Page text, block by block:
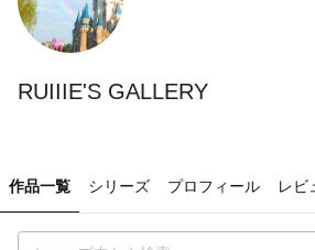
RUIIIE'S GALLERY
作品一覧 シリーズ プロフィール レビ